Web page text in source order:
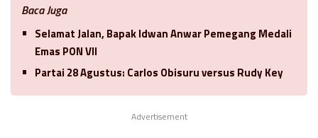
Baca Juga
Selamat Jalan, Bapak Idwan Anwar Pemegang Medali
Emas PON VII
Partai 28 Agustus: Carlos Obisuru versus Rudy Key
Advertisement